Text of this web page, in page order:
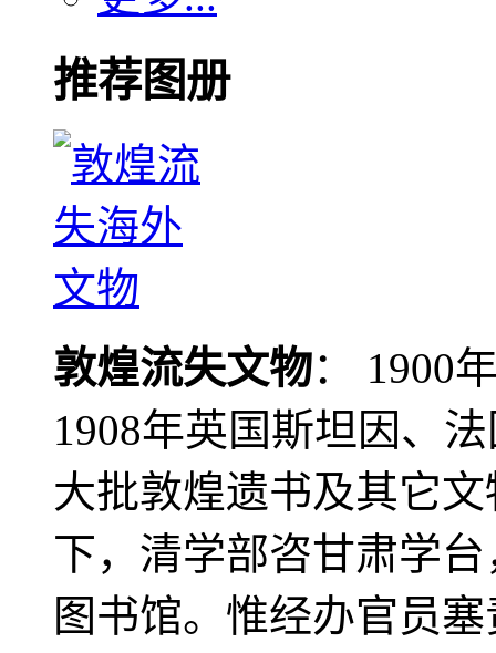
推荐图册
敦煌流失文物： 1900
1908年英国斯坦因、
大批敦煌遗书及其它
下，清学部咨甘肃学
图书馆。惟经办官员